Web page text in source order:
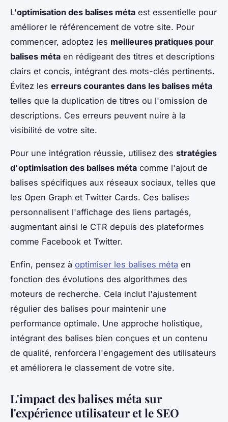
L'optimisation des balises méta est essentielle pour
améliorer le référencement de votre site. Pour
commencer, adoptez les meilleures pratiques pour
balises méta en rédigeant des titres et descriptions
clairs et concis, intégrant des mots-clés pertinents.
Évitez les erreurs courantes dans les balises méta
telles que la duplication de titres ou l'omission de
descriptions. Ces erreurs peuvent nuire à la
visibilité de votre site.
Pour une intégration réussie, utilisez des stratégies
d'optimisation des balises méta comme l'ajout de
balises spécifiques aux réseaux sociaux, telles que
les Open Graph et Twitter Cards. Ces balises
personnalisent l'affichage des liens partagés,
augmentant ainsi le CTR depuis des plateformes
comme Facebook et Twitter.
Enfin, pensez à optimiser les balises méta en
fonction des évolutions des algorithmes des
moteurs de recherche. Cela inclut l'ajustement
régulier des balises pour maintenir une
performance optimale. Une approche holistique,
intégrant des balises bien conçues et un contenu
de qualité, renforcera l'engagement des utilisateurs
et améliorera le classement de votre site.
L'impact des balises méta sur
l'expérience utilisateur et le SEO